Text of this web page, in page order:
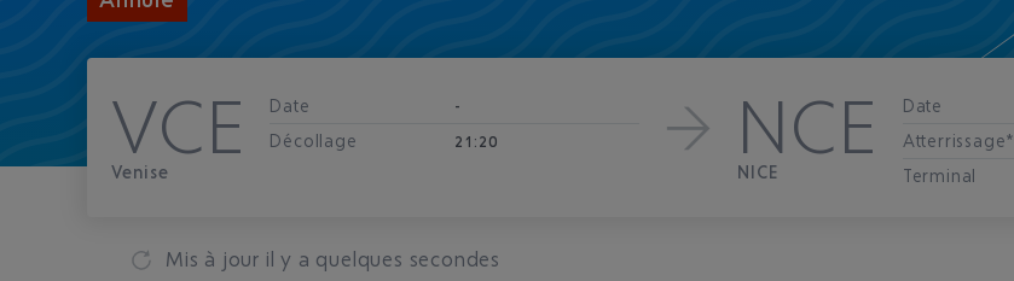
VCE
Venise
Date -
Décollage 21:20 NCE
NICE
Date
Atterrissage*
Terminal
Mis à jour il y a quelques secondes